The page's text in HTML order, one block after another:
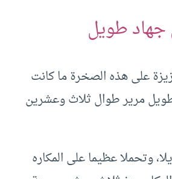
جهاد طويل
على هذه الصخرة ما كانت
مرير طوال ثلاث وعشرين
وتحملا عظيما على المكاره